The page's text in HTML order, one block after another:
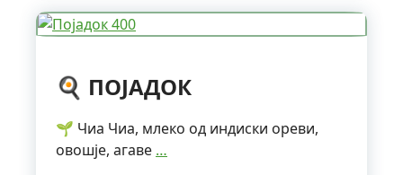
🍳 ПОЈАДОК
🌱 Чиа Чиа, млеко од индиски ореви,
овошје, агаве …